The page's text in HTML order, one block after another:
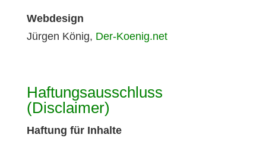
Webdesign
Jürgen König, Der-Koenig.net
Haftungsausschluss
(Disclaimer)
Haftung für Inhalte